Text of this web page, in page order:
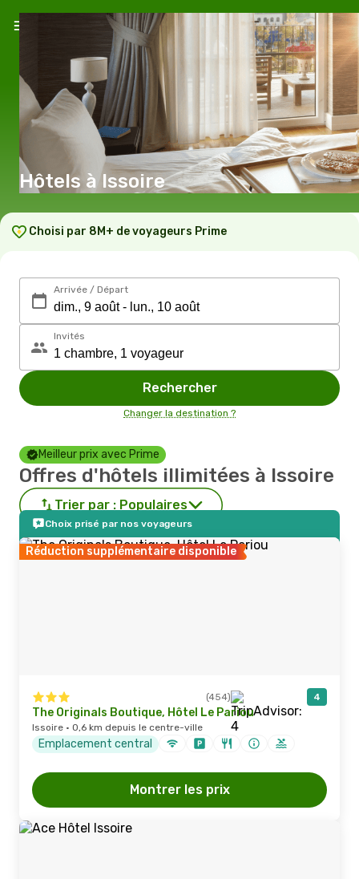
Hôtels à Issoire
Choisi par 8M+ de voyageurs Prime
Arrivée / Départ
Invités
Rechercher
Changer la destination ?
Meilleur prix avec Prime
Offres d'hôtels illimitées à Issoire
Trier par : Populaires
Choix prisé par nos voyageurs
Réduction supplémentaire disponible
(454) 4
The Originals Boutique, Hôtel Le Pariou
Issoire · 0,6 km depuis le centre-ville
Emplacement central
Montrer les prix